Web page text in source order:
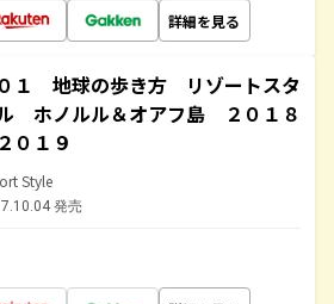
詳細を見る
１ 地球の歩き方 リゾートスタ
ホノルル＆オアフ島 ２０１８
０１９
Style
発売